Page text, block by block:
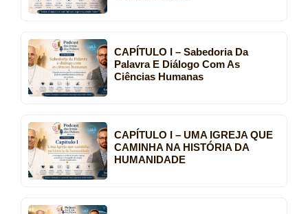
CAPÍTULO I – Sabedoria Da
Palavra E Diálogo Com As
Ciências Humanas
CAPÍTULO I – UMA IGREJA QUE
CAMINHA NA HISTÓRIA DA
HUMANIDADE